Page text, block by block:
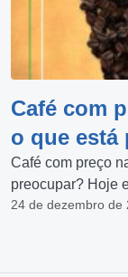
Café com
o que está
Café com preço
preocupar? Hoje
24 de dezembro de